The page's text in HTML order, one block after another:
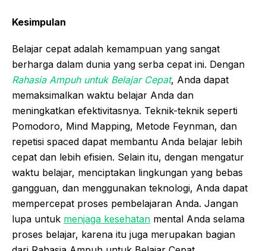
Kesimpulan
Belajar cepat adalah kemampuan yang sangat
berharga dalam dunia yang serba cepat ini. Dengan
Rahasia Ampuh untuk Belajar Cepat, Anda dapat
memaksimalkan waktu belajar Anda dan
meningkatkan efektivitasnya. Teknik-teknik seperti
Pomodoro, Mind Mapping, Metode Feynman, dan
repetisi spaced dapat membantu Anda belajar lebih
cepat dan lebih efisien. Selain itu, dengan mengatur
waktu belajar, menciptakan lingkungan yang bebas
gangguan, dan menggunakan teknologi, Anda dapat
mempercepat proses pembelajaran Anda. Jangan
lupa untuk menjaga kesehatan mental Anda selama
proses belajar, karena itu juga merupakan bagian